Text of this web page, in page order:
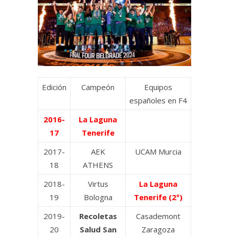
Edición Campeón
Equipos
españoles en F4
2016-
17
La Laguna
Tenerife
2017-
18
ΑΕΚ
ATHENS
UCAM Murcia
2018-
19
Virtus
Bologna
La Laguna
Tenerife (2º)
2019-
20
Recoletas
Salud San
Casademont
Zaragoza